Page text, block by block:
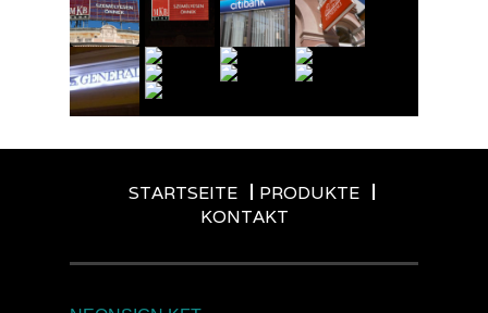
STARTSEITE
PRODUKTE
KONTAKT